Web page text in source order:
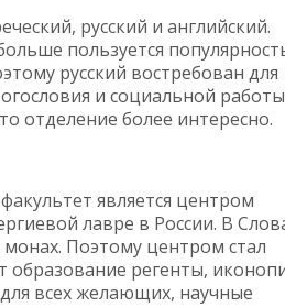
русский и английский.
пользуется
русский востребован для
и социальной
отделение более интересно.
является центром
лавре в России. В
Поэтому центром стал
образование регенты,
всех желающих, научные